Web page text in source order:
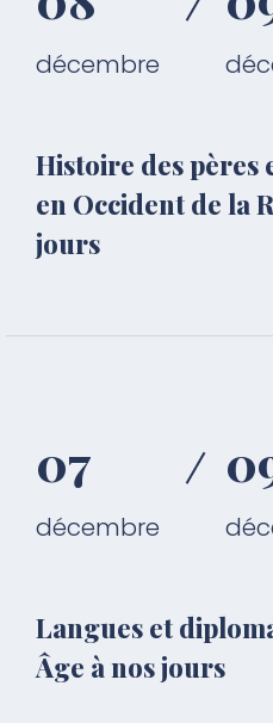
décembre
Histoire des pères
en Occident de la
jours
07
décembre
Langues et
Âge à nos jours